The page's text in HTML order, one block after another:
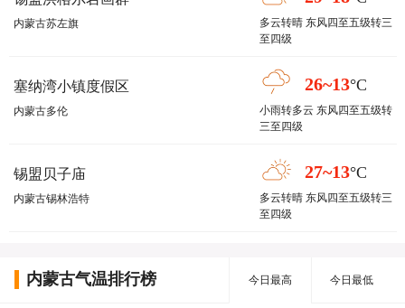
内蒙古苏左旗
多云转晴 东风四至五级转三
至四级
塞纳湾小镇度假区
内蒙古多伦
26~13°C
小雨转多云 东风四至五级转
三至四级
锡盟贝子庙
内蒙古锡林浩特
27~13°C
多云转晴 东风四至五级转三
至四级
内蒙古气温排行榜 今日最高 今日最低